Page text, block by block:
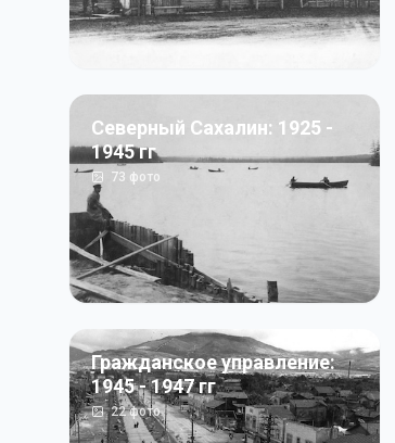
Северный Сахалин: 1925 -
1945 гг
73 фото
Гражданское управление:
1945 - 1947 гг
22фото